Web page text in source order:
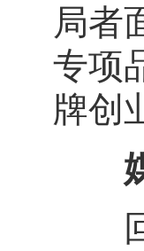
局者
专项
牌创
回